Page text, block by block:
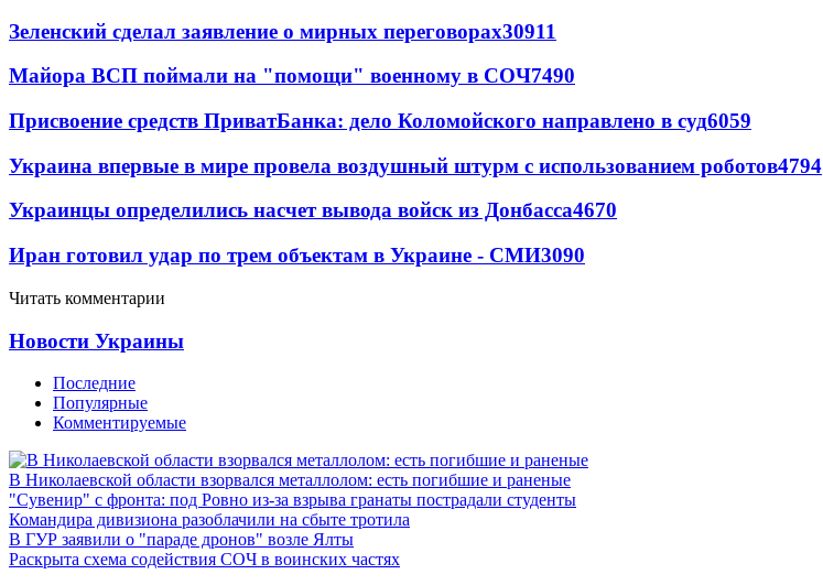
Зеленский сделал заявление о мирных переговорах30911
Майора ВСП поймали на "помощи" военному в СОЧ7490
Присвоение средств ПриватБанка: дело Коломойского направлено в суд6059
Украина впервые в мире провела воздушный штурм с использованием роботов4794
Украинцы определились насчет вывода войск из Донбасса4670
Иран готовил удар по трем объектам в Украине - СМИ3090
Читать комментарии
Новости Украины
Последние
Популярные
Комментируемые
В Николаевской области взорвался металлолом: есть погибшие и раненые
"Сувенир" с фронта: под Ровно из-за взрыва гранаты пострадали студенты
Командира дивизиона разоблачили на сбыте тротила
В ГУР заявили о "параде дронов" возле Ялты
Раскрыта схема содействия СОЧ в воинских частях